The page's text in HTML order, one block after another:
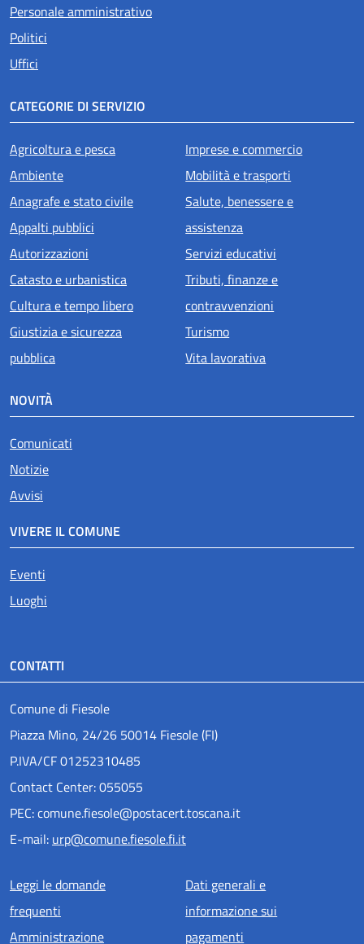
Personale amministrativo
Politici
Uffici
CATEGORIE DI SERVIZIO
Agricoltura e pesca
Ambiente
Anagrafe e stato civile
Appalti pubblici
Autorizzazioni
Catasto e urbanistica
Cultura e tempo libero
Giustizia e sicurezza
pubblica
Imprese e commercio
Mobilità e trasporti
Salute, benessere e
assistenza
Servizi educativi
Tributi, finanze e
contravvenzioni
Turismo
Vita lavorativa
NOVITÀ
Comunicati
Notizie
Avvisi
VIVERE IL COMUNE
Eventi
Luoghi
CONTATTI
Comune di Fiesole
Piazza Mino, 24/26 50014 Fiesole (FI)
P.IVA/CF 01252310485
Contact Center: 055055
PEC: comune.fiesole@postacert.toscana.it
E-mail: urp@comune.fiesole.fi.it
Menu piè di pagina
Leggi le domande
frequenti
Amministrazione
Dati generali e
informazione sui
pagamenti